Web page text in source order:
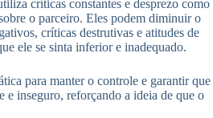
críticas constantes e desprezo como
o parceiro. Eles podem diminuir o
críticas destrutivas e atitudes de
ele se sinta inferior e inadequado.
para manter o controle e garantir que
e inseguro, reforçando a ideia de que o